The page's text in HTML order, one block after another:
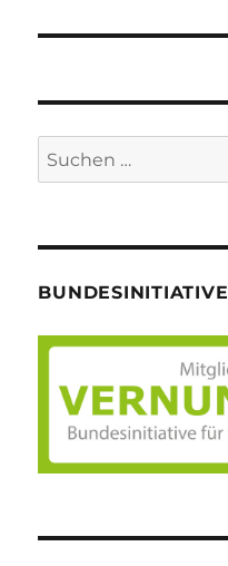
Suche
nach:
BUNDESINITIATIVE